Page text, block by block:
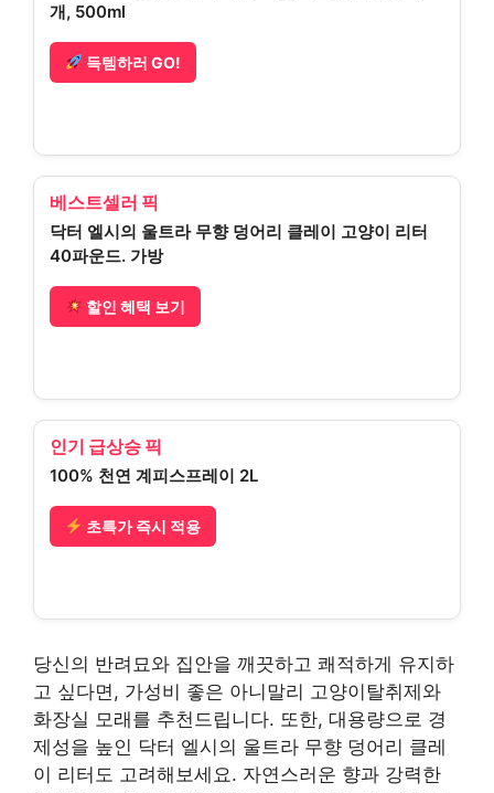
개, 500ml
득템하러 GO!
베스트셀러 픽
닥터 엘시의 울트라 무향 덩어리 클레이 고양이 리터
40파운드. 가방
할인 혜택 보기
인기 급상승 픽
100% 천연 계피스프레이 2L
초특가 즉시 적용
당신의 반려묘와 집안을 깨끗하고 쾌적하게 유지하
고 싶다면, 가성비 좋은 아니말리 고양이탈취제와
화장실 모래를 추천드립니다. 또한, 대용량으로 경
제성을 높인 닥터 엘시의 울트라 무향 덩어리 클레
이 리터도 고려해보세요. 자연스러운 향과 강력한